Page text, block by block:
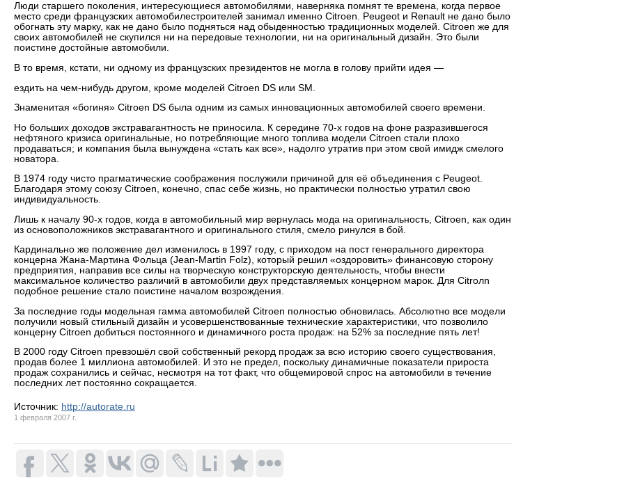
Люди старшего поколения, интересующиеся автомобилями, наверняка помнят те времена, когда первое
место среди французских автомобилестроителей занимал именно Citroen. Peugeot и Renault не дано было
обогнать эту марку, как не дано было подняться над обыденностью традиционных моделей. Citroen же для
своих автомобилей не скупился ни на передовые технологии, ни на оригинальный дизайн. Это были
поистине достойные автомобили.
В то время, кстати, ни одному из французских президентов не могла в голову прийти идея —
ездить на чем-нибудь другом, кроме моделей Citroen DS или SM.
Знаменитая «богиня» Citroen DS была одним из самых инновационных автомобилей своего времени.
Но больших доходов экстравагантность не приносила. К середине 70-х годов на фоне разразившегося
нефтяного кризиса оригинальные, но потребляющие много топлива модели Citroen стали плохо
продаваться; и компания была вынуждена «стать как все», надолго утратив при этом свой имидж смелого
новатора.
В 1974 году чисто прагматические соображения послужили причиной для её объединения с Peugeot.
Благодаря этому союзу Citroen, конечно, спас себе жизнь, но практически полностью утратил свою
индивидуальность.
Лишь к началу 90-х годов, когда в автомобильный мир вернулась мода на оригинальность, Citroen, как один
из основоположников экстравагантного и оригинального стиля, смело ринулся в бой.
Кардинально же положение дел изменилось в 1997 году, с приходом на пост генерального директора
концерна Жана-Мартина Фольца (Jean-Martin Folz), который решил «оздоровить» финансовую сторону
предприятия, направив все силы на творческую конструкторскую деятельность, чтобы внести
максимальное количество различий в автомобили двух представляемых концерном марок. Для Citroлn
подобное решение стало поистине началом возрождения.
За последние годы модельная гамма автомобилей Citroen полностью обновилась. Абсолютно все модели
получили новый стильный дизайн и усовершенствованные технические характеристики, что позволило
концерну Citroen добиться постоянного и динамичного роста продаж: на 52% за последние пять лет!
В 2000 году Citroen превзошёл свой собственный рекорд продаж за всю историю своего существования,
продав более 1 миллиона автомобилей. И это не предел, поскольку динамичные показатели прироста
продаж сохранились и сейчас, несмотря на тот факт, что общемировой спрос на автомобили в течение
последних лет постоянно сокращается.
Источник: http://autorate.ru
1 февраля 2007 г.